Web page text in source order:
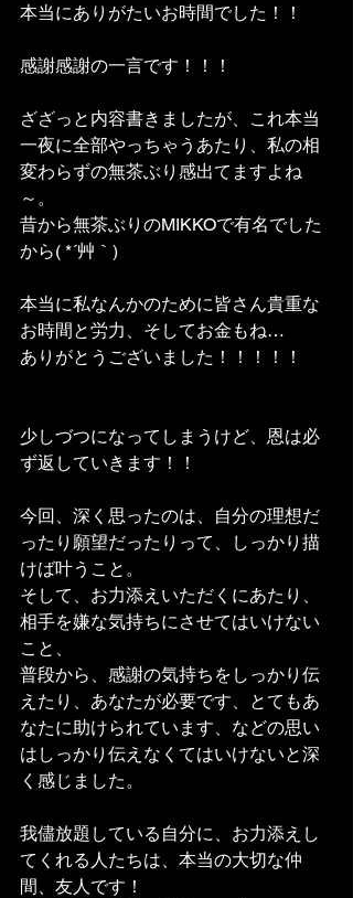
本当にありがたいお時間でした！！
感謝感謝の一言です！！！
ざざっと内容書きましたが、これ本当
一夜に全部やっちゃうあたり、私の相
変わらずの無茶ぶり感出てますよね
～。
昔から無茶ぶりのMIKKOで有名でした
から( *´艸｀)
本当に私なんかのために皆さん貴重な
お時間と労力、そしてお金もね…
ありがとうございました！！！！！
少しづつになってしまうけど、恩は必
ず返していきます！！
今回、深く思ったのは、自分の理想だ
ったり願望だったりって、しっかり描
けば叶うこと。
そして、お力添えいただくにあたり、
相手を嫌な気持ちにさせてはいけない
こと、
普段から、感謝の気持ちをしっかり伝
えたり、あなたが必要です、とてもあ
なたに助けられています、などの思い
はしっかり伝えなくてはいけないと深
く感じました。
我儘放題している自分に、お力添えし
てくれる人たちは、本当の大切な仲
間、友人です！